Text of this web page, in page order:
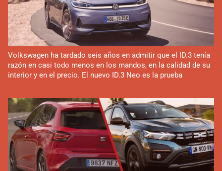
Volkswagen ha tardado seis años en admitir que el ID.3 tenía
razón en casi todo menos en los mandos, en la calidad de su
interior y en el precio. El nuevo ID.3 Neo es la prueba